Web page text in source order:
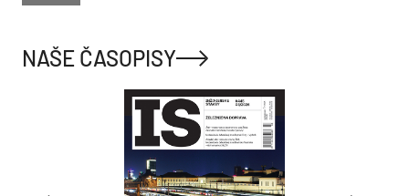
NAŠE ČASOPISY